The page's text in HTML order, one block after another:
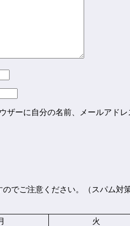
ザーに自分の名前、メールアドレ
でご注意ください。（スパム対策
火